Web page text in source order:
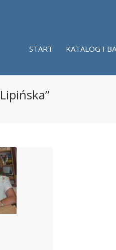
START KATALOG I